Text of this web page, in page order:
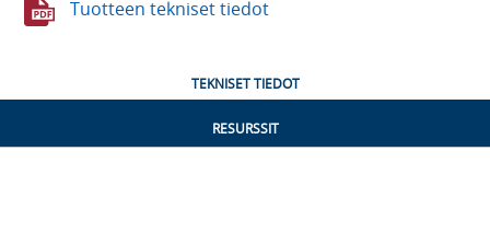
Tuotteen tekniset tiedot
TEKNISET TIEDOT
RESURSSIT